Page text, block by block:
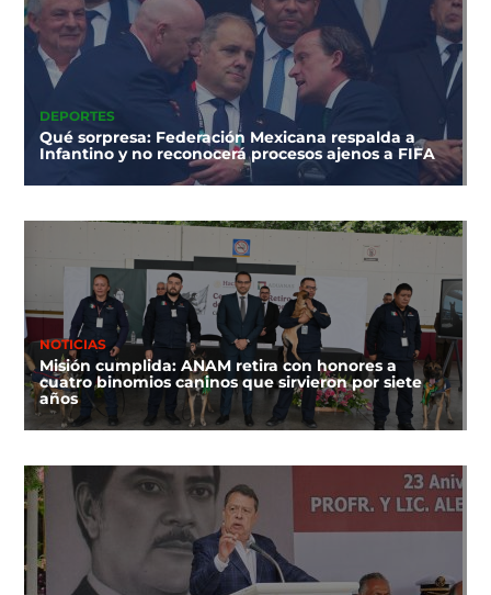
DEPORTES
Qué sorpresa: Federación Mexicana respalda a
Infantino y no reconocerá procesos ajenos a FIFA
NOTICIAS
Misión cumplida: ANAM retira con honores a
cuatro binomios caninos que sirvieron por siete
años